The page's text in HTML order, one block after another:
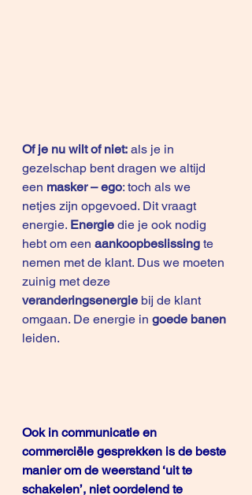
Of je nu wilt of niet: als je in
gezelschap bent dragen we altijd
een masker – ego: toch als we
netjes zijn opgevoed. Dit vraagt
energie. Energie die je ook nodig
hebt om een aankoopbeslissing te
nemen met de klant. Dus we moeten
zuinig met deze
veranderingsenergie bij de klant
omgaan. De energie in goede banen
leiden.
Ook in communicatie en
commerciële gesprekken is de beste
manier om de weerstand ‘uit te
schakelen’, niet oordelend te